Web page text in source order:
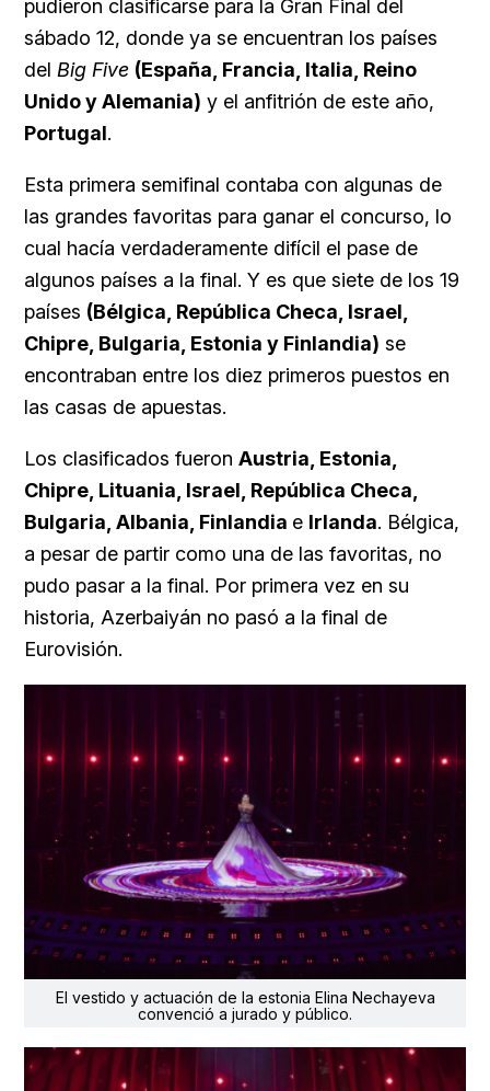
pudieron clasificarse para la Gran Final del
sábado 12, donde ya se encuentran los países
del Big Five (España, Francia, Italia, Reino
Unido y Alemania) y el anfitrión de este año,
Portugal.
Esta primera semifinal contaba con algunas de
las grandes favoritas para ganar el concurso, lo
cual hacía verdaderamente difícil el pase de
algunos países a la final. Y es que siete de los 19
países (Bélgica, República Checa, Israel,
Chipre, Bulgaria, Estonia y Finlandia) se
encontraban entre los diez primeros puestos en
las casas de apuestas.
Los clasificados fueron Austria, Estonia,
Chipre, Lituania, Israel, República Checa,
Bulgaria, Albania, Finlandia e Irlanda. Bélgica,
a pesar de partir como una de las favoritas, no
pudo pasar a la final. Por primera vez en su
historia, Azerbaiyán no pasó a la final de
Eurovisión.
El vestido y actuación de la estonia Elina Nechayeva
convenció a jurado y público.